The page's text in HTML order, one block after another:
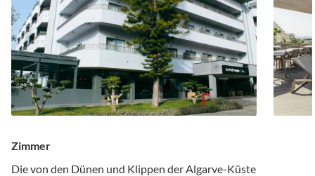
Zimmer
Die von den Dünen und Klippen der Algarve-Küste